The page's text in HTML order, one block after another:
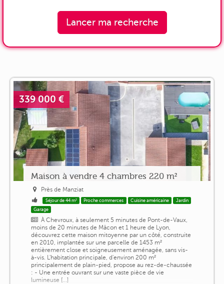
Lancer ma recherche
339 000 €
Maison à vendre 4 chambres 220 m²
Près de Manziat
Séjour de 44 m² Proche commerces Cuisine américaine
Jardin
Garage
À Chevroux, à seulement 5 minutes de Pont-de-Vaux,
moins de 20 minutes de Mâcon et 1 heure de Lyon,
découvrez cette maison mitoyenne par un côté, construite
en 2010, implantée sur une parcelle de 1453 m²
entièrement close et soigneusement aménagée, sans vis-
à-vis. L'habitation principale, d'environ 200 m²
principalement de plain-pied, propose au rez-de-chaussée
: - Une entrée ouvrant sur une vaste pièce de vie
lumineuse [...]